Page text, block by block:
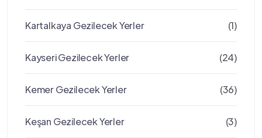
Kartalkaya Gezilecek Yerler (1)
Kayseri Gezilecek Yerler (24)
Kemer Gezilecek Yerler (36)
Keşan Gezilecek Yerler (3)